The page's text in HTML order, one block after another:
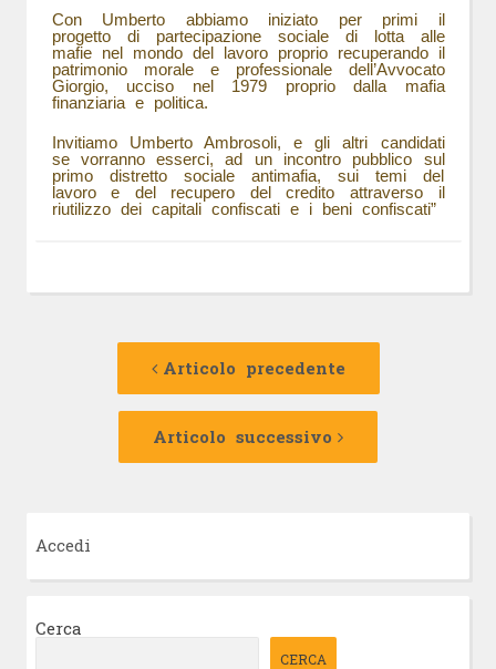
Con Umberto abbiamo iniziato per primi il
progetto di partecipazione sociale di lotta alle
mafie nel mondo del lavoro proprio recuperando il
patrimonio morale e professionale dell’Avvocato
Giorgio, ucciso nel 1979 proprio dalla mafia
finanziaria e politica.
Invitiamo Umberto Ambrosoli, e gli altri candidati
se vorranno esserci, ad un incontro pubblico sul
primo distretto sociale antimafia, sui temi del
lavoro e del recupero del credito attraverso il
riutilizzo dei capitali confiscati e i beni confiscati”
Navigazione
Articolo precedente
Articolo
Articolo successivo
Articolo
Accedi
Cerca
CERCA